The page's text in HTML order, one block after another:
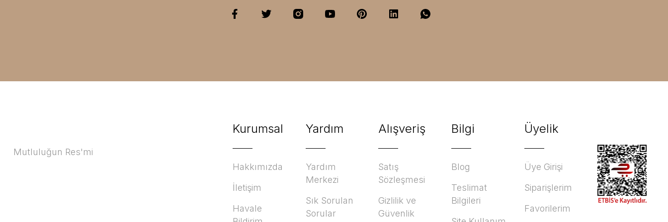
Mutluluğun Res'mi
Kurumsal
Hakkımızda
İletişim
Havale
Yardım
Yardım
Merkezi
Sık Sorulan
Sorular
Alışveriş
Satış
Sözleşmesi
Gizlilik ve
Güvenlik
Bilgi
Blog
Teslimat
Bilgileri
Üyelik
Üye Girişi
Siparişlerim
Favorilerim